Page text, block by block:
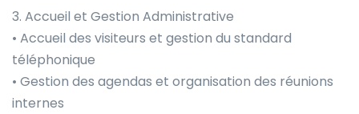
3. Accueil et Gestion Administrative
• Accueil des visiteurs et gestion du standard
téléphonique
• Gestion des agendas et organisation des réunions
internes